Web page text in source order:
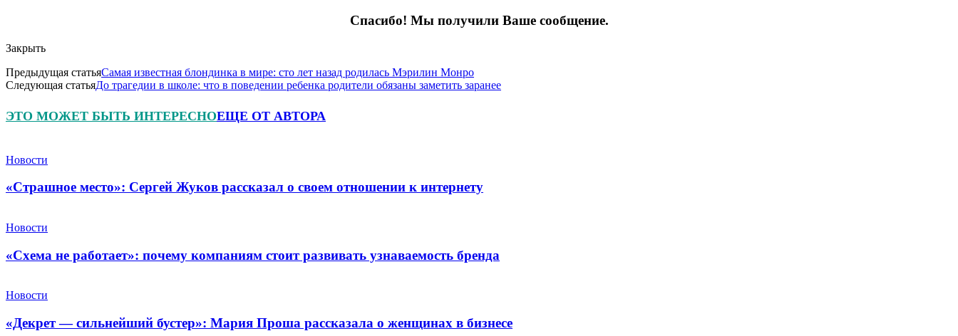
Спасибо! Мы получили Ваше сообщение.
Закрыть
Предыдущая статьяСамая известная блондинка в мире: сто лет назад родилась Мэрилин Монро
Следующая статьяДо трагедии в школе: что в поведении ребенка родители обязаны заметить заранее
ЭТО МОЖЕТ БЫТЬ ИНТЕРЕСНОЕЩЕ ОТ АВТОРА
Новости
«Страшное место»: Сергей Жуков рассказал о своем отношении к интернету
Новости
«Схема не работает»: почему компаниям стоит развивать узнаваемость бренда
Новости
«Декрет — сильнейший бустер»: Мария Проша рассказала о женщинах в бизнесе